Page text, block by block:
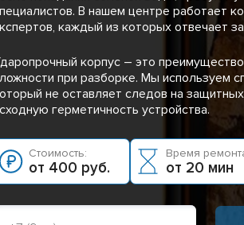
В нашем центре работает
каждый из которых отвечает
корпус – это
при разборке. Мы используем
не оставляет следов на
герметичность устройства.
Стоимость:
от 400 руб.
Время
от 20 мин